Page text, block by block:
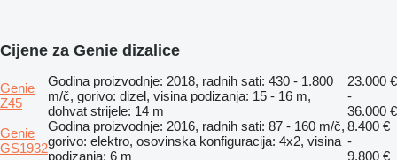
Cijene za Genie dizalice
Genie
Z45
Godina proizvodnje: 2018, radnih sati: 430 - 1.800
m/č, gorivo: dizel, visina podizanja: 15 - 16 m,
dohvat strijele: 14 m
23.000 €
-
36.000 €
Genie
GS1932
Godina proizvodnje: 2016, radnih sati: 87 - 160 m/č,
gorivo: elektro, osovinska konfiguracija: 4x2, visina
podizanja: 6 m
8.400 €
-
9.800 €